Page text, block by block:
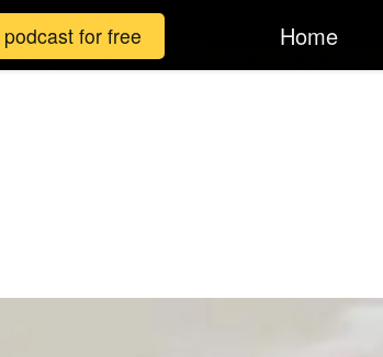
for free Home